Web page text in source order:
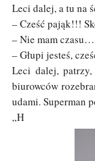
Leci dalej, a tu na
– Cześć pająk!!!
– Nie mam
– Głupi jesteś,
Leci dalej,
biurowców
udami. Superman
„H